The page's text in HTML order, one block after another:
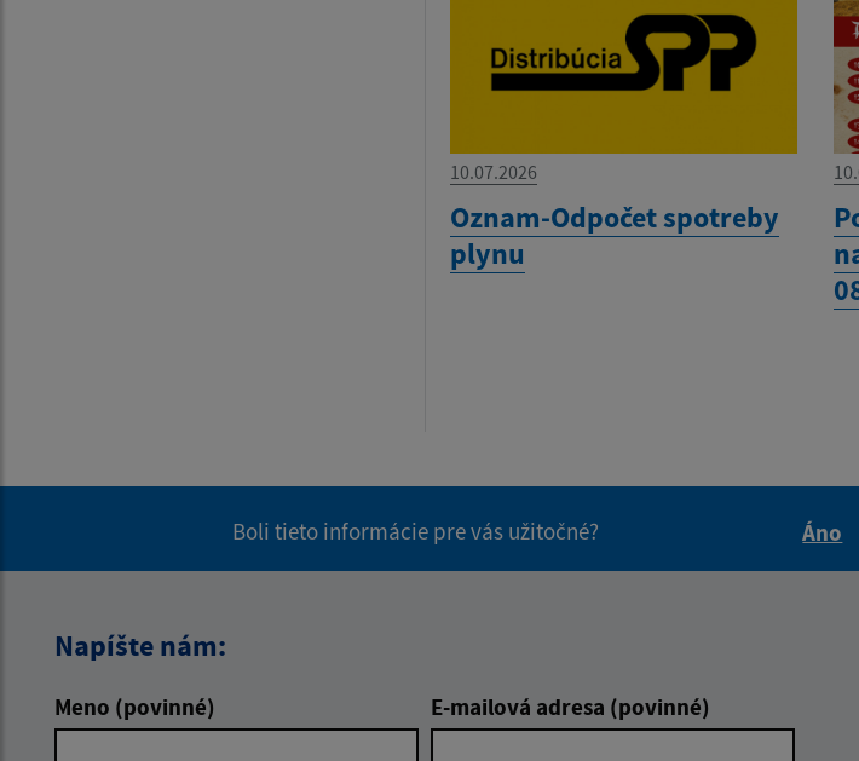
10.07.2026
Oznam-Odpočet spotreby
plynu
Boli tieto informácie pre vás užitočné?
Áno
Napíšte nám:
Meno (povinné) E-mailová adresa (povinné)